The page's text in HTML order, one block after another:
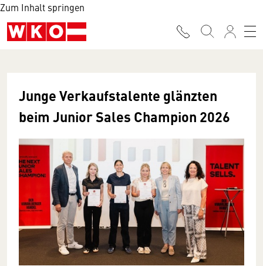
Zum Inhalt springen
Junge Verkaufstalente glänzten
beim Junior Sales Champion 2026